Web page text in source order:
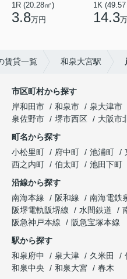
1R (20.28㎡)
3.8万円
1K
14.3
賃貸一覧 和泉大宮駅
市区町村から探す
岸和田市
和泉市 泉大津市
泉佐野市
堺市西区 大阪市
町名から探す
小松里町
府中町 池浦町
西之内町
伯太町 池田下町
沿線から探す
南海本線
阪和線 南海電鉄
阪堺電軌阪堺線
水間鉄道
阪急神戸本線
阪急宝塚本線
駅から探す
和泉府中
泉大津 久米田
和泉中央
和泉大宮 春木